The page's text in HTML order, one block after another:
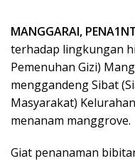
MANGGARAI,
terhadap lingkungan
Pemenuhan Gizi)
menggandeng Sibat
Masyarakat)
menanam manggrove.
Giat penanaman